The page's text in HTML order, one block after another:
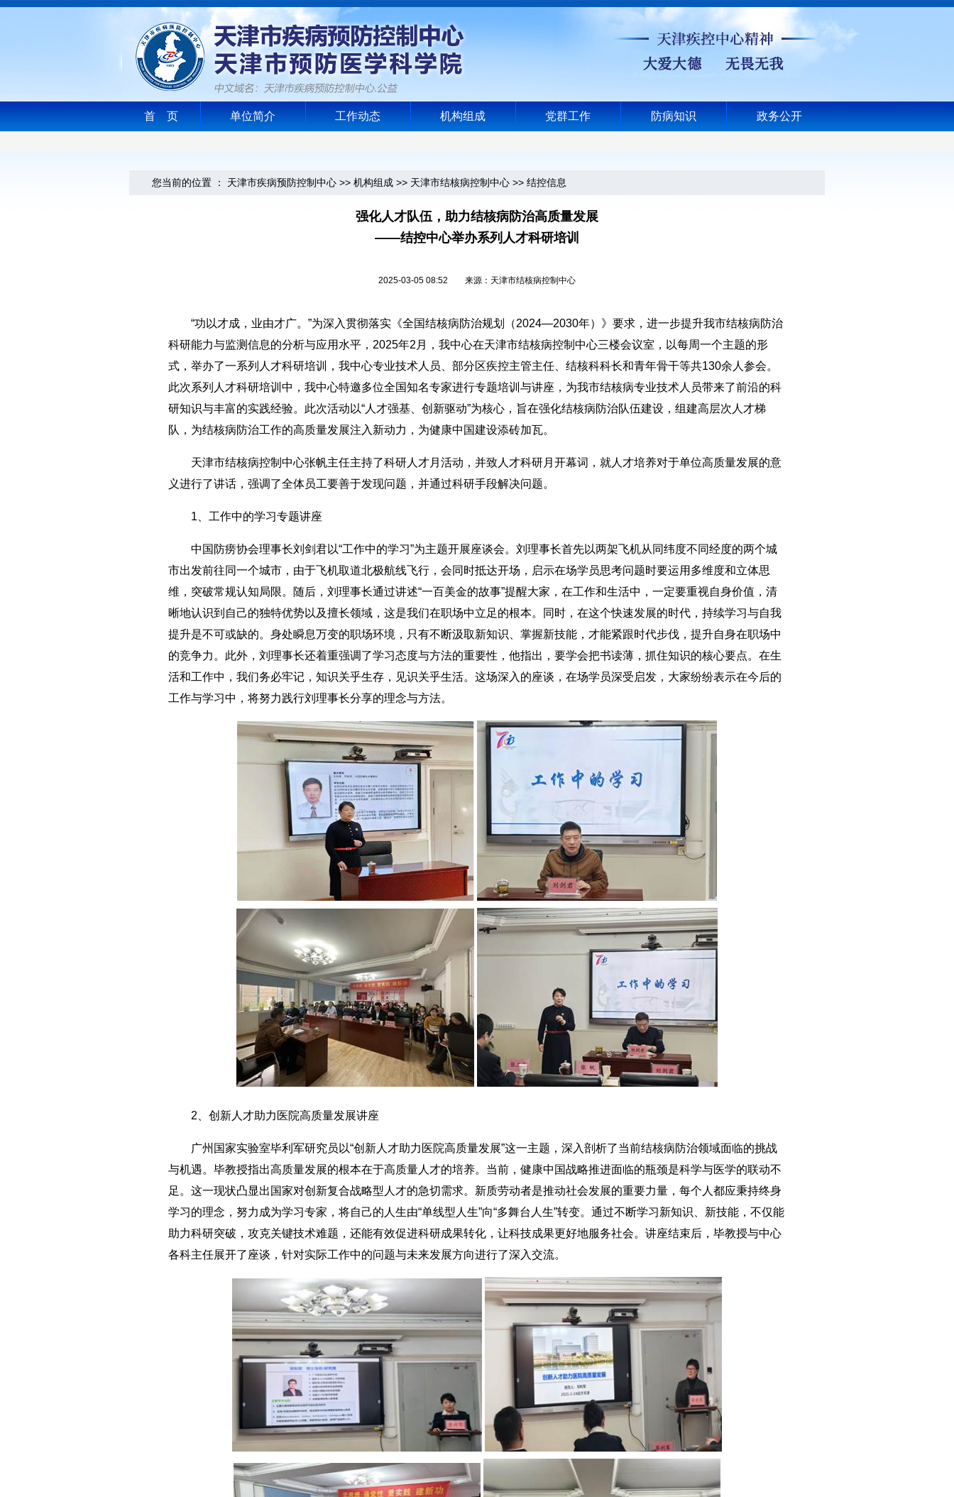
首 页 单位简介 工作动态 机构组成 党群工作 防病知识 政务公开
您当前的位置 ： 天津市疾病预防控制中心 >> 机构组成 >> 天津市结核病控制中心 >> 结控信息
强化人才队伍，助力结核病防治高质量发展
——结控中心举办系列人才科研培训
2025-03-05 08:52 来源：天津市结核病控制中心
“功以才成，业由才广。”为深入贯彻落实《全国结核病防治规划（2024—2030年）》要求，进一步提升我市结核病防治
科研能力与监测信息的分析与应用水平，2025年2月，我中心在天津市结核病控制中心三楼会议室，以每周一个主题的形
式，举办了一系列人才科研培训，我中心专业技术人员、部分区疾控主管主任、结核科科长和青年骨干等共130余人参会。
此次系列人才科研培训中，我中心特邀多位全国知名专家进行专题培训与讲座，为我市结核病专业技术人员带来了前沿的科
研知识与丰富的实践经验。此次活动以“人才强基、创新驱动”为核心，旨在强化结核病防治队伍建设，组建高层次人才梯
队，为结核病防治工作的高质量发展注入新动力，为健康中国建设添砖加瓦。
天津市结核病控制中心张帆主任主持了科研人才月活动，并致人才科研月开幕词，就人才培养对于单位高质量发展的意
义进行了讲话，强调了全体员工要善于发现问题，并通过科研手段解决问题。
1、工作中的学习专题讲座
中国防痨协会理事长刘剑君以“工作中的学习”为主题开展座谈会。刘理事长首先以两架飞机从同纬度不同经度的两个城
市出发前往同一个城市，由于飞机取道北极航线飞行，会同时抵达开场，启示在场学员思考问题时要运用多维度和立体思
维，突破常规认知局限。随后，刘理事长通过讲述“一百美金的故事”提醒大家，在工作和生活中，一定要重视自身价值，清
晰地认识到自己的独特优势以及擅长领域，这是我们在职场中立足的根本。同时，在这个快速发展的时代，持续学习与自我
提升是不可或缺的。身处瞬息万变的职场环境，只有不断汲取新知识、掌握新技能，才能紧跟时代步伐，提升自身在职场中
的竞争力。此外，刘理事长还着重强调了学习态度与方法的重要性，他指出，要学会把书读薄，抓住知识的核心要点。在生
活和工作中，我们务必牢记，知识关乎生存，见识关乎生活。这场深入的座谈，在场学员深受启发，大家纷纷表示在今后的
工作与学习中，将努力践行刘理事长分享的理念与方法。
2、创新人才助力医院高质量发展讲座
广州国家实验室毕利军研究员以“创新人才助力医院高质量发展”这一主题，深入剖析了当前结核病防治领域面临的挑战
与机遇。毕教授指出高质量发展的根本在于高质量人才的培养。当前，健康中国战略推进面临的瓶颈是科学与医学的联动不
足。这一现状凸显出国家对创新复合战略型人才的急切需求。新质劳动者是推动社会发展的重要力量，每个人都应秉持终身
学习的理念，努力成为学习专家，将自己的人生由“单线型人生”向“多舞台人生”转变。通过不断学习新知识、新技能，不仅能
助力科研突破，攻克关键技术难题，还能有效促进科研成果转化，让科技成果更好地服务社会。讲座结束后，毕教授与中心
各科主任展开了座谈，针对实际工作中的问题与未来发展方向进行了深入交流。